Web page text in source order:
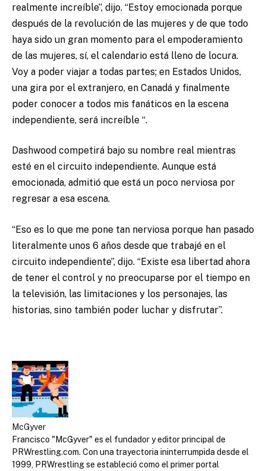
realmente increíble”, dijo. “Estoy emocionada porque
después de la revolución de las mujeres y de que todo
haya sido un gran momento para el empoderamiento
de las mujeres, sí, el calendario está lleno de locura.
Voy a poder viajar a todas partes; en Estados Unidos,
una gira por el extranjero, en Canadá y finalmente
poder conocer a todos mis fanáticos en la escena
independiente, será increíble “.
Dashwood competirá bajo su nombre real mientras
esté en el circuito independiente. Aunque está
emocionada, admitió que está un poco nerviosa por
regresar a esa escena.
“Eso es lo que me pone tan nerviosa porque han pasado
literalmente unos 6 años desde que trabajé en el
circuito independiente”, dijo. “Existe esa libertad ahora
de tener el control y no preocuparse por el tiempo en
la televisión, las limitaciones y los personajes, las
historias, sino también poder luchar y disfrutar”.
McGyver
Francisco "McGyver" es el fundador y editor principal de
PRWrestling.com. Con una trayectoria ininterrumpida desde el
1999, PRWrestling se estableció como el primer portal